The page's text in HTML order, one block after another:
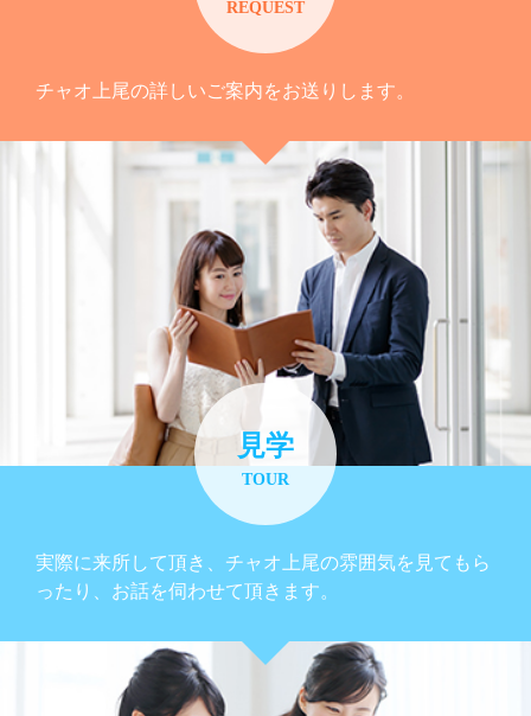
REQUEST
チャオ上尾の詳しいご案内をお送りします。
見学
TOUR
実際に来所して頂き、チャオ上尾の雰囲気を見てもら
ったり、お話を伺わせて頂きます。